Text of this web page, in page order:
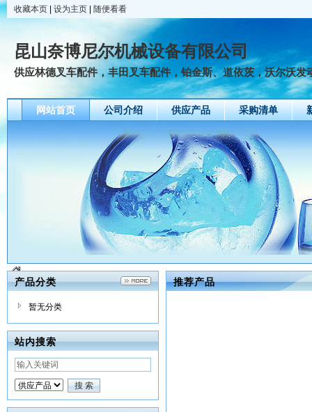
收藏本页 设为主页 随便看看
昆山奈博尼尔机械设备有限公司
供应林德叉车配件，丰田叉车配件，铂金斯、道依茨，沃尔沃发
网站首页 公司介绍 供应产品 采购清单
产品分类
暂无分类
站内搜索
推荐产品